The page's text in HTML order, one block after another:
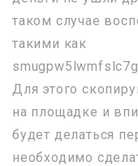
таком случае
такими как
Для этого
на площадке и
будет делаться
необходимо